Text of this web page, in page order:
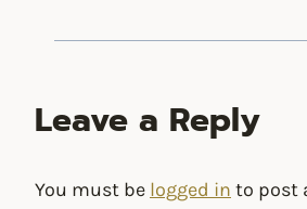
Leave a Reply
You must be logged in to post